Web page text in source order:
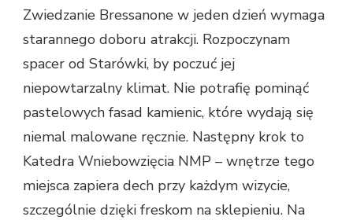
Zwiedzanie Bressanone w jeden dzień wymaga
starannego doboru atrakcji. Rozpoczynam
spacer od Starówki, by poczuć jej
niepowtarzalny klimat. Nie potrafię pominąć
pastelowych fasad kamienic, które wydają się
niemal malowane ręcznie. Następny krok to
Katedra Wniebowzięcia NMP – wnętrze tego
miejsca zapiera dech przy każdym wizycie,
szczególnie dzięki freskom na sklepieniu. Na